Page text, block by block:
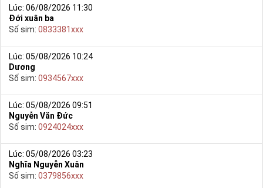
Lúc: 06/08/2026 11:30
Đới xuân ba
Số sim: 0833381xxx
Lúc: 05/08/2026 10:24
Dương
Số sim: 0934567xxx
Lúc: 05/08/2026 09:51
Nguyễn Văn Đức
Số sim: 0924024xxx
Lúc: 05/08/2026 03:23
Nghĩa Nguyễn Xuân
Số sim: 0379856xxx